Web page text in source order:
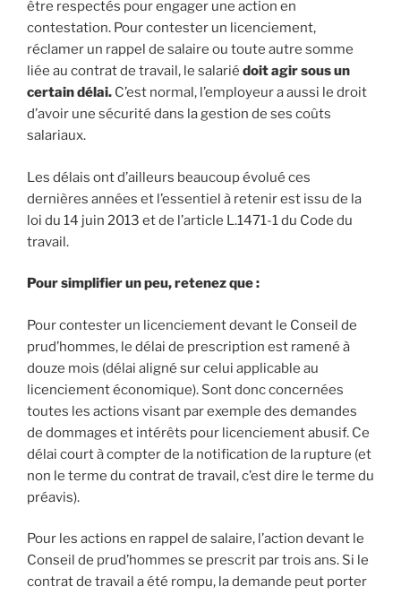
être respectés pour engager une action en
contestation. Pour contester un licenciement,
réclamer un rappel de salaire ou toute autre somme
liée au contrat de travail, le salarié doit agir sous un
certain délai. C’est normal, l’employeur a aussi le droit
d’avoir une sécurité dans la gestion de ses coûts
salariaux.
Les délais ont d’ailleurs beaucoup évolué ces
dernières années et l’essentiel à retenir est issu de la
loi du 14 juin 2013 et de l’article L.1471-1 du Code du
travail.
Pour simplifier un peu, retenez que :
Pour contester un licenciement devant le Conseil de
prud’hommes, le délai de prescription est ramené à
douze mois (délai aligné sur celui applicable au
licenciement économique). Sont donc concernées
toutes les actions visant par exemple des demandes
de dommages et intérêts pour licenciement abusif. Ce
délai court à compter de la notification de la rupture (et
non le terme du contrat de travail, c’est dire le terme du
préavis).
Pour les actions en rappel de salaire, l’action devant le
Conseil de prud’hommes se prescrit par trois ans. Si le
contrat de travail a été rompu, la demande peut porter